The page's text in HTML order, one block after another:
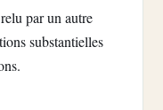
par un autre
substantielles
.